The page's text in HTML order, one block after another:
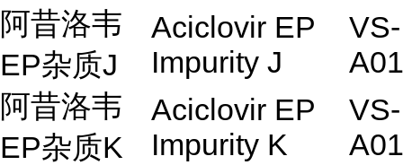
阿昔洛韦
EP杂质J
Aciclovir EP
Impurity J
VS-
阿昔洛韦
EP杂质K
Aciclovir EP
Impurity K
VS-